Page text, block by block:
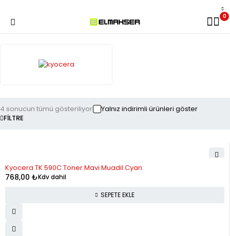
0
FILTRE
4 sonucun tümü gösteriliyor Yalnız indirimli ürünleri göster
Kyocera TK 590C Toner Mavi Muadil Cyan
768,00 ₺Kdv dahil
SEPETE EKLE